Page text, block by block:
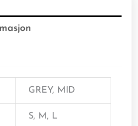
GREY, MID
S, M, L